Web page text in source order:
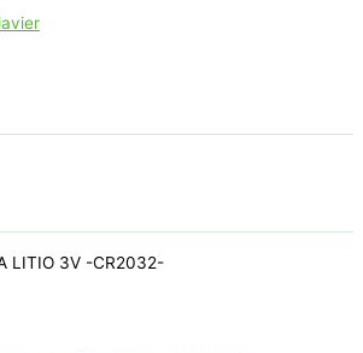
LITIO 3V -CR2032-